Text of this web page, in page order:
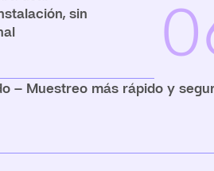
sin
– Muestreo más rápido y